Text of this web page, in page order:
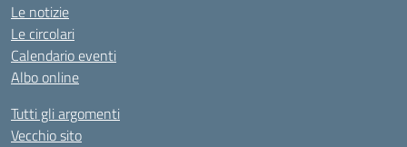
Le notizie
Le circolari
Calendario eventi
Albo online
Tutti gli argomenti
Vecchio sito